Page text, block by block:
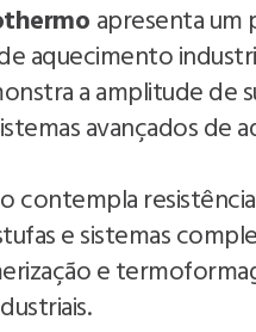
apresenta
aquecimento
a amplitude de
avançados de
e sistemas
e